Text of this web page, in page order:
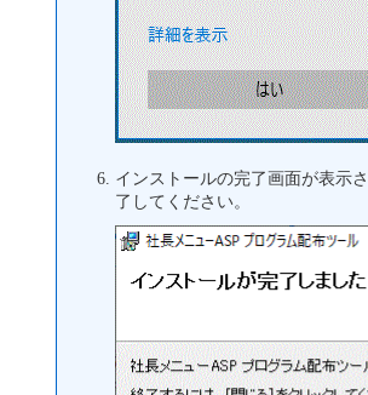
インストールの完了画面が表示
了してください。